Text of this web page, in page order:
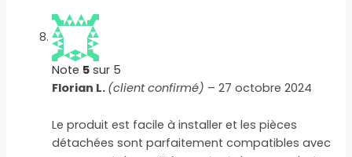
Note 5 sur 5
Florian L. (client confirmé) – 27 octobre 2024
Le produit est facile à installer et les pièces
détachées sont parfaitement compatibles avec